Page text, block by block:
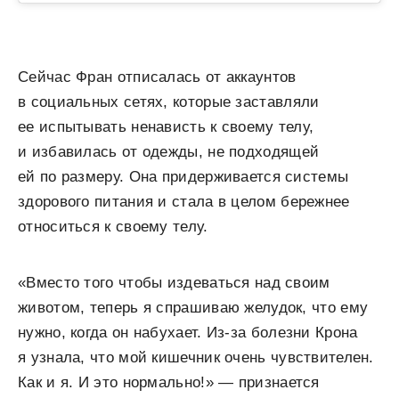
Сейчас Фран отписалась от аккаунтов
в социальных сетях, которые заставляли
ее испытывать ненависть к своему телу,
и избавилась от одежды, не подходящей
ей по размеру. Она придерживается системы
здорового питания и стала в целом бережнее
относиться к своему телу.
«Вместо того чтобы издеваться над своим
животом, теперь я спрашиваю желудок, что ему
нужно, когда он набухает. Из-за болезни Крона
я узнала, что мой кишечник очень чувствителен.
Как и я. И это нормально!» — признается